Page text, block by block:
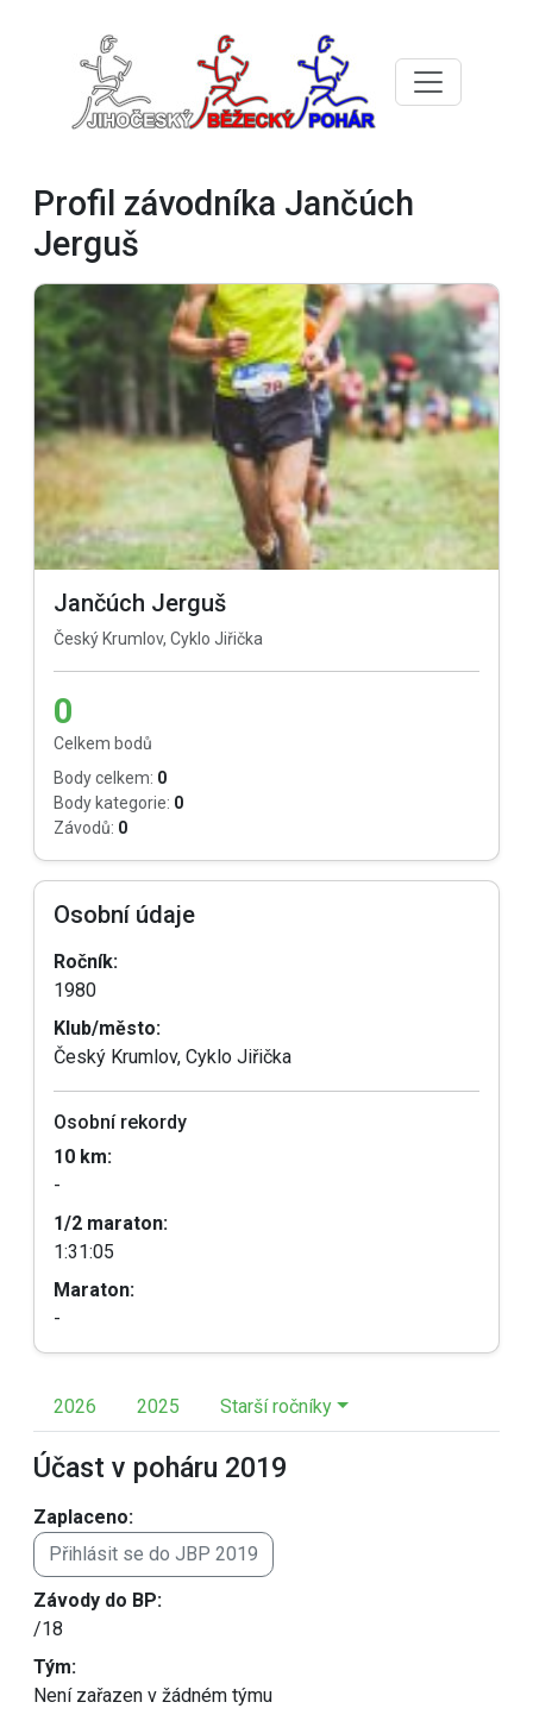
Profil závodníka Jančúch
Jerguš
Jančúch Jerguš
Český Krumlov, Cyklo Jiřička
0
Celkem bodů
Body celkem: 0
Body kategorie: 0
Závodů: 0
Osobní údaje
Ročník:
1980
Klub/město:
Český Krumlov, Cyklo Jiřička
Osobní rekordy
10 km:
-
1/2 maraton:
1:31:05
Maraton:
-
2026 2025 Starší ročníky
Účast v poháru 2019
Zaplaceno:
Přihlásit se do JBP 2019
Závody do BP:
/18
Tým:
Není zařazen v žádném týmu